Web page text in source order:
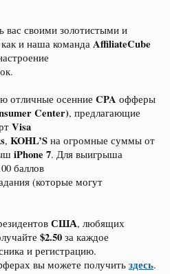
вас своими золотистыми и
и наша команда AffiliateCube
отличные осенние CPA офферы
Center), предлагающие
Visa
, KOHL’S на огромные суммы от
iPhone 7. Для выигрыша
баллов
(которые могут
США, любящих
$2.50 за каждое
и регистрацию.
вы можете получить здесь.